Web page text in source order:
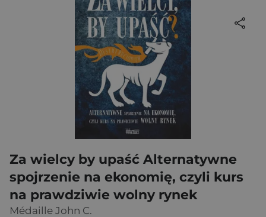
Za wielcy by upaść Alternatywne
spojrzenie na ekonomię, czyli kurs
na prawdziwie wolny rynek
Médaille John C.